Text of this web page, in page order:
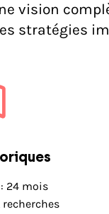
vision
stratégies
24 mois
recherches